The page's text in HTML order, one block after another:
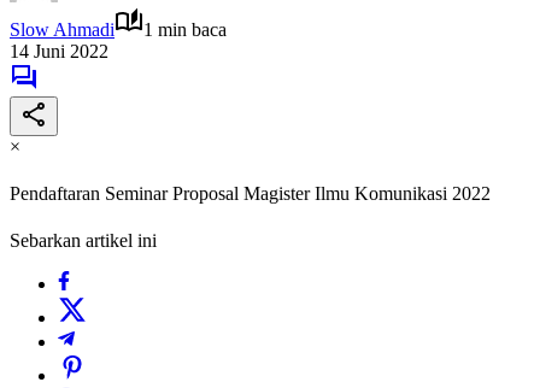
Slow Ahmadi
1 min baca
14 Juni 2022
×
Pendaftaran Seminar Proposal Magister Ilmu Komunikasi 2022
Sebarkan artikel ini